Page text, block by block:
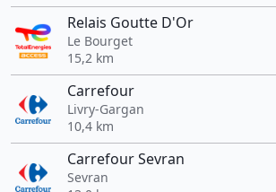
Relais Goutte D'Or
Le Bourget
15,2 km
Carrefour
Livry-Gargan
10,4 km
Carrefour Sevran
Sevran